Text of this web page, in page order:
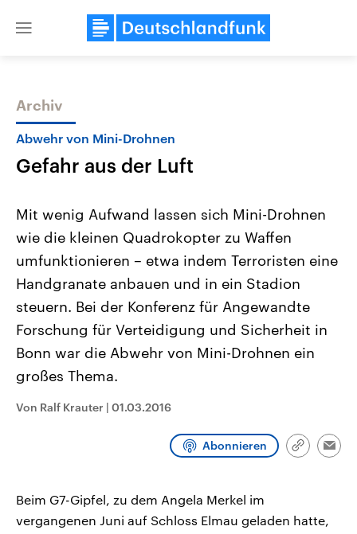
Close
Themen
Landtagswahl Sachsen-Anhalt
2026
Alle Informationen
Sachsen-Anhalt wählt am 6.
September 2026 einen neuen
Landtag. Seit 2021 wird das
Bundesland von einer Koalition aus
Umfragen, Prognosen,
und Hintergründe zu den Parteien
und Kandidaten der anstehenden
USA
Aktuelle Beiträge,
Hintergründe
Wirtschaftlich und
gehören die Vereinigten
mit großem Einfluss auf
Sendungen Programm
Archiv
Abwehr von Mini-Drohnen
Gefahr aus der Luft
Mit wenig Aufwand lassen sich Mini-Drohnen
wie die kleinen Quadrokopter zu Waffen
umfunktionieren – etwa indem Terroristen eine
Handgranate anbauen und in ein Stadion
steuern. Bei der Konferenz für Angewandte
Forschung für Verteidigung und Sicherheit in
Bonn war die Abwehr von Mini-Drohnen ein
großes Thema.
Von Ralf Krauter | 01.03.2016
Abonnieren
Link
Beim G7-Gipfel, zu dem Angela Merkel im
vergangenen Juni auf Schloss Elmau geladen hatte,